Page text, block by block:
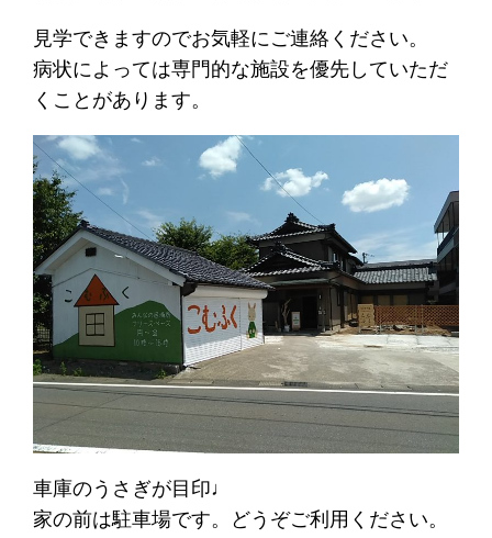
見学できますのでお気軽にご連絡ください。
病状によっては専門的な施設を優先していただ
くことがあります。
車庫のうさぎが目印♩
家の前は駐車場です。どうぞご利用ください。